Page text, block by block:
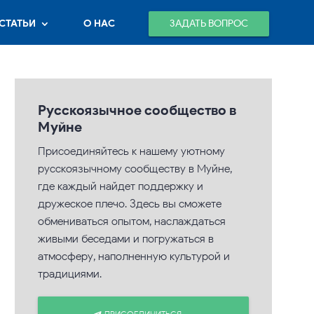
О НАС ЗАДАТЬ ВОПРОС
Русскоязычное сообщество в
Муйне
Присоединяйтесь к нашему уютному
русскоязычному сообществу в Муйне,
где каждый найдет поддержку и
дружеское плечо. Здесь вы сможете
обмениваться опытом, наслаждаться
живыми беседами и погружаться в
атмосферу, наполненную культурой и
традициями.